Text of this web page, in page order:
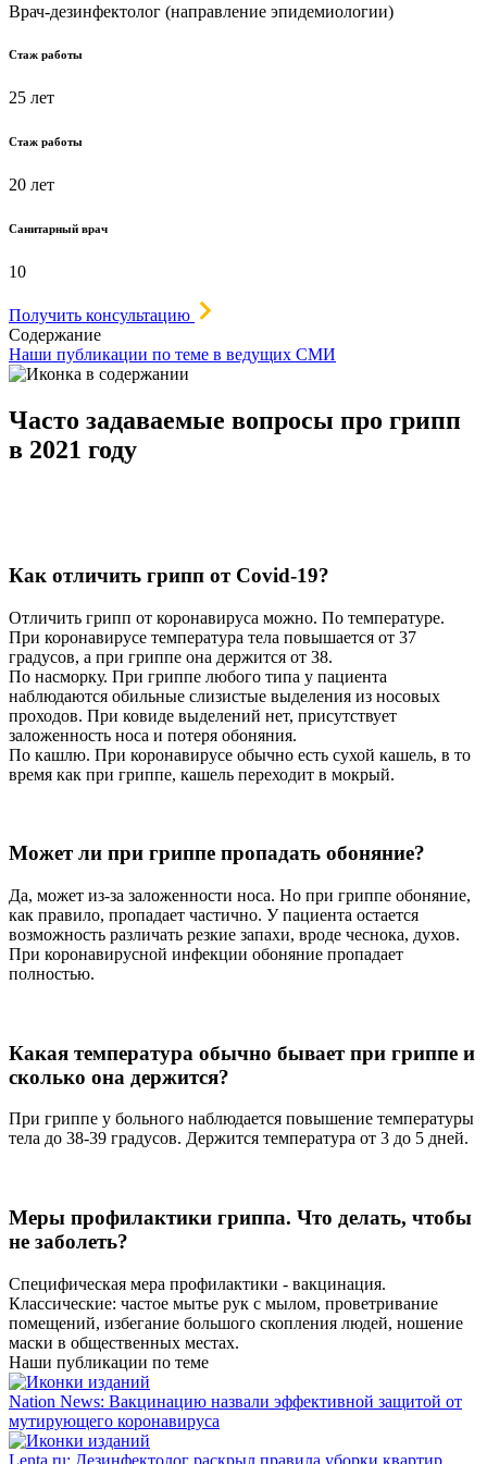
Врач-дезинфектолог (направление эпидемиологии)
Стаж работы
25 лет
Стаж работы
20 лет
Санитарный врач
10
Получить консультацию
Содержание
Наши публикации по теме в ведущих СМИ
Часто задаваемые вопросы про грипп
в 2021 году
Как отличить грипп от Covid-19?
Отличить грипп от коронавируса можно. По температуре.
При коронавирусе температура тела повышается от 37
градусов, а при гриппе она держится от 38.
По насморку. При гриппе любого типа у пациента
наблюдаются обильные слизистые выделения из носовых
проходов. При ковиде выделений нет, присутствует
заложенность носа и потеря обоняния.
По кашлю. При коронавирусе обычно есть сухой кашель, в то
время как при гриппе, кашель переходит в мокрый.
Может ли при гриппе пропадать обоняние?
Да, может из-за заложенности носа. Но при гриппе обоняние,
как правило, пропадает частично. У пациента остается
возможность различать резкие запахи, вроде чеснока, духов.
При коронавирусной инфекции обоняние пропадает
полностью.
Какая температура обычно бывает при гриппе и
сколько она держится?
При гриппе у больного наблюдается повышение температуры
тела до 38-39 градусов. Держится температура от 3 до 5 дней.
Меры профилактики гриппа. Что делать, чтобы
не заболеть?
Специфическая мера профилактики - вакцинация.
Классические: частое мытье рук с мылом, проветривание
помещений, избегание большого скопления людей, ношение
маски в общественных местах.
Наши публикации по теме
Nation News: Вакцинацию назвали эффективной защитой от
мутирующего коронавируса
Lenta.ru: Дезинфектолог раскрыл правила уборки квартир